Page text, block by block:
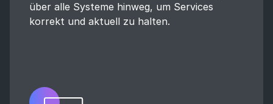
über alle Systeme hinweg, um Services
korrekt und aktuell zu halten.